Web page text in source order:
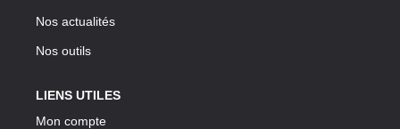
Nos actualités
Nos outils
LIENS UTILES
Mon compte